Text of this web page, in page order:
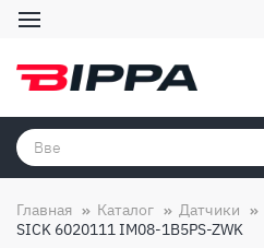
Категории товаров
Способы покупки
Главная Каталог Датчики
SICK 6020111 IM08-1B5PS-ZWK